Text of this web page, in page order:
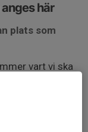
här
plats som
vart vi ska